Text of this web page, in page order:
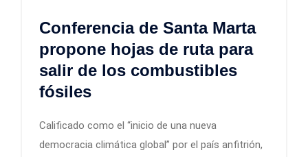
Conferencia de Santa Marta
propone hojas de ruta para
salir de los combustibles
fósiles
Calificado como el “inicio de una nueva
democracia climática global” por el país anfitrión,